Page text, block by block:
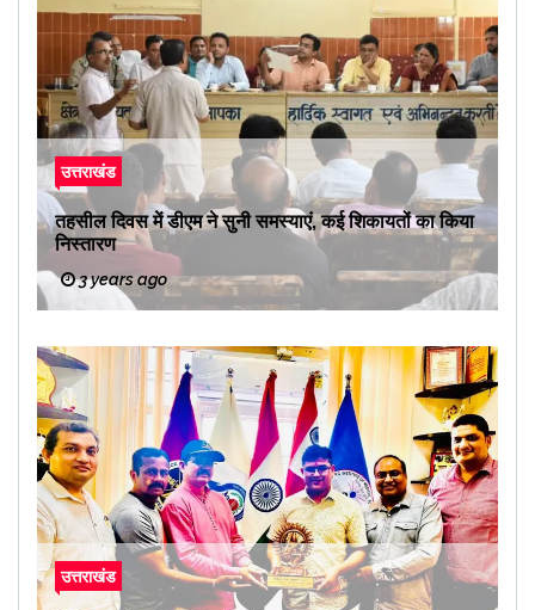
उत्तराखंड
तहसील दिवस में डीएम ने सुनी समस्याएं, कई शिकायतों का किया
निस्तारण
3 years ago
उत्तराखंड